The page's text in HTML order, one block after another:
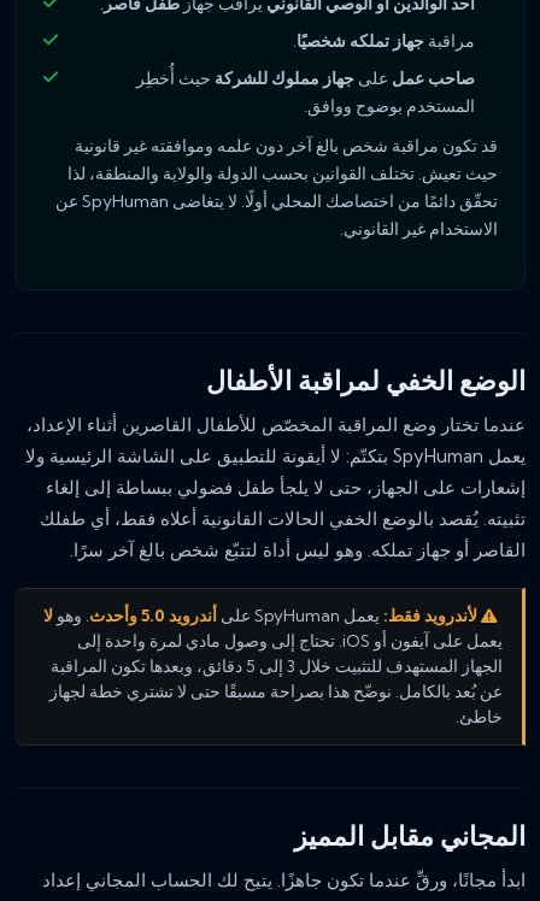
مراقبةجهاز تملكه شخصيًا.
صاحب عمل علىجهاز مملوك للشركة حيث أُخطِر
المستخدم بوضوح ووافق.
قد تكون مراقبة شخص بالغ آخر دون علمه وموافقته غير قانونية
حيث تعيش. تختلف القوانين بحسب الدولة والولاية والمنطقة، لذا
تحقّق دائمًا من اختصاصك المحلي أولًا. لا يتغاضى SpyHuman عن
الاستخدام غير القانوني.
الوضع الخفي لمراقبة الأطفال
عندما تختار وضع المراقبة المخصّص للأطفال القاصرين أثناء الإعداد،
يعمل SpyHuman بتكتّم: لا أيقونة للتطبيق على الشاشة الرئيسية ولا
إشعارات على الجهاز، حتى لا يلجأ طفل فضولي ببساطة إلى إلغاء
تثبيته. يُقصد بالوضع الخفي الحالات القانونية أعلاه فقط، أي طفلك
القاصر أو جهاز تملكه. وهو ليس أداة لتتبّع شخص بالغ آخر سرًا.
لأندرويد فقط: يعمل SpyHuman على أندرويد 5.0 وأحدث . وهو لا
يعمل على آيفون أو iOS. تحتاج إلى وصول مادي لمرة واحدة إلى
الجهاز المستهدف للتثبيت خلال 3 إلى 5 دقائق، وبعدها تكون المراقبة
عن بُعد بالكامل. نوضّح هذا بصراحة مسبقًا حتى لا تشتري خطة لجهاز
خاطئ.
المجاني مقابل المميز
ابدأ مجانًا، ورقِّ عندما تكون جاهزًا. يتيح لك الحساب المجاني إعداد